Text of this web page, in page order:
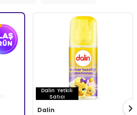
Dalin Yetkili
Satıcı
Dalin